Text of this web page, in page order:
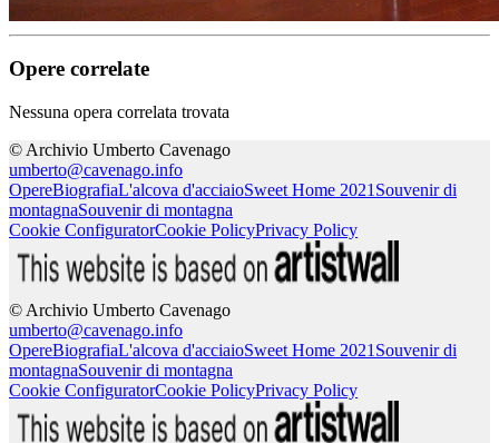
Opere correlate
Nessuna opera correlata trovata
© Archivio Umberto Cavenago
umberto@cavenago.info
OpereBiografiaL'alcova d'acciaioSweet Home 2021 Souvenir di
montagnaSouvenir di montagna
Cookie ConfiguratorCookie PolicyPrivacy Policy
© Archivio Umberto Cavenago
umberto@cavenago.info
OpereBiografiaL'alcova d'acciaioSweet Home 2021 Souvenir di
montagnaSouvenir di montagna
Cookie ConfiguratorCookie PolicyPrivacy Policy